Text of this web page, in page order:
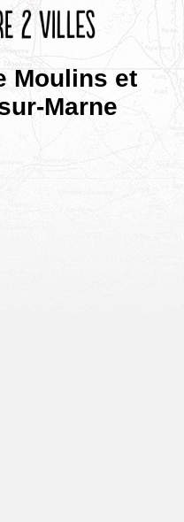
Moulins et
Marne